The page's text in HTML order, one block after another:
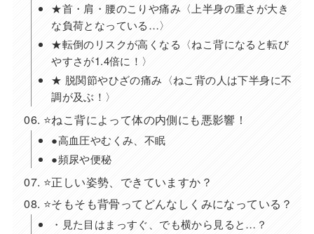
★首・肩・腰のこりや痛み〈上半身の重さが大き
な負荷となっている…〉
★転倒のリスクが高くなる〈ねこ背になると転び
やすさが1.4倍に！〉
★ 脱関節やひざの痛み〈ねこ背の人は下半身に不
調が及ぶ！〉
⭐️ねこ背によって体の内側にも悪影響！
●高血圧やむくみ、不眠
●頻尿や便秘
⭐️正しい姿勢、できていますか？
⭐️そもそも背骨ってどんなしくみになっている？
・見た目はまっすぐ、でも横から見ると…？